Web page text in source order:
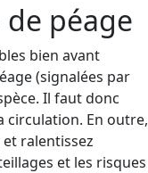
péage
bien avant
(signalées par
Il faut donc
circulation. En outre,
ralentissez
et les risques